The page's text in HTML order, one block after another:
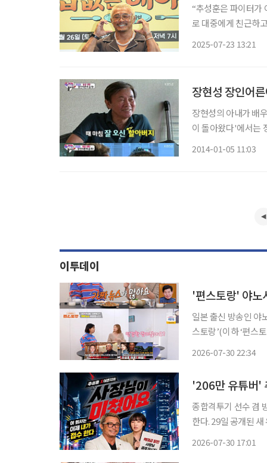
“추성훈은 파이터가
로 대중에게 친근하
2025-07-23 13:21
장현성 장인어
장현성의 아내가 배우 양택조
이 돌아왔다'에서는
2014-01-05 11:03
이투데이
'편스토랑' 야
일본 출신 방송인 야노 시호와 이
스토랑’(이하 ‘편스
2026-07-30 22:34
'206만 유튜버'
종합격투기 선수 겸
한다. 29일 공개된 새 유튜브 채널 '사장님이 미쳤어요'에 따르면 추성훈과 이은지가 새 프로
2026-07-30 17:01